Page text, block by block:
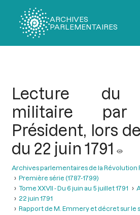
ARCHIVES
PARLEMENTAIRES
Lecture du
militaire
Président, lors
du 22 juin 1791
Archives parlementaires de la Révolution
Première série (1787-1799)
Tome XXVII - Du 6 juin au 5 juillet 1791
22 juin 1791
Rapport de M. Emmery et décret sur